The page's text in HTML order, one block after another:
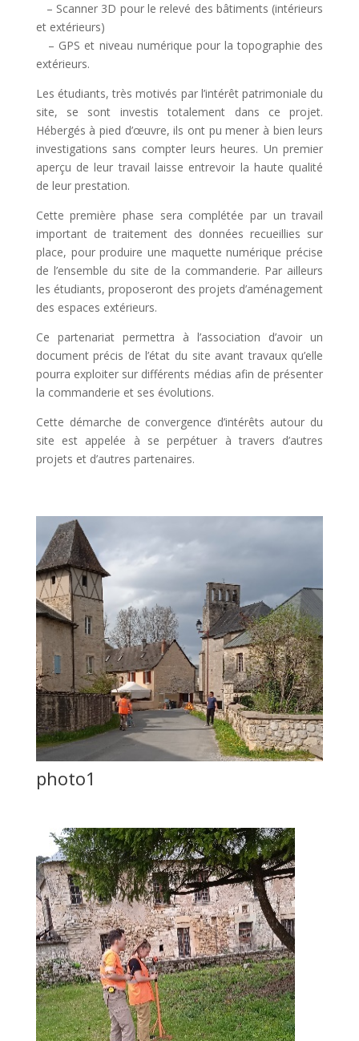
– Scanner 3D pour le relevé des bâtiments (intérieurs
et extérieurs)
– GPS et niveau numérique pour la topographie des
extérieurs.
Les étudiants, très motivés par l’intérêt patrimoniale du
site, se sont investis totalement dans ce projet.
Hébergés à pied d’œuvre, ils ont pu mener à bien leurs
investigations sans compter leurs heures. Un premier
aperçu de leur travail laisse entrevoir la haute qualité
de leur prestation.
Cette première phase sera complétée par un travail
important de traitement des données recueillies sur
place, pour produire une maquette numérique précise
de l’ensemble du site de la commanderie. Par ailleurs
les étudiants, proposeront des projets d’aménagement
des espaces extérieurs.
Ce partenariat permettra à l’association d’avoir un
document précis de l’état du site avant travaux qu’elle
pourra exploiter sur différents médias afin de présenter
la commanderie et ses évolutions.
Cette démarche de convergence d’intérêts autour du
site est appelée à se perpétuer à travers d’autres
projets et d’autres partenaires.
photo1